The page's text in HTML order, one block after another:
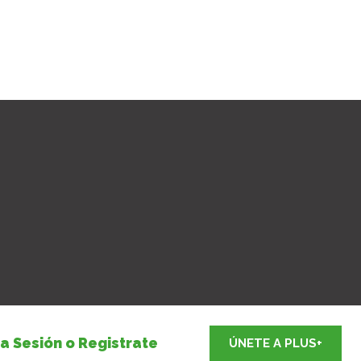
Sesión o Registrate ÚNETE A PLUS+